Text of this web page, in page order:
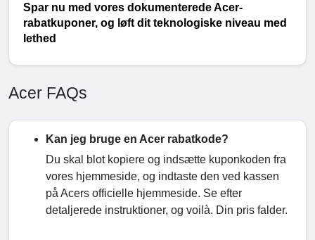
Spar nu med vores dokumenterede Acer-
rabatkuponer, og løft dit teknologiske niveau med
lethed
Acer FAQs
Kan jeg bruge en Acer rabatkode?
Du skal blot kopiere og indsætte kuponkoden fra
vores hjemmeside, og indtaste den ved kassen
på Acers officielle hjemmeside. Se efter
detaljerede instruktioner, og voilà. Din pris falder.